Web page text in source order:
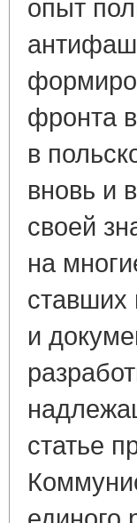
фронта
в
вновь и
своей
на
ставших
и
статье